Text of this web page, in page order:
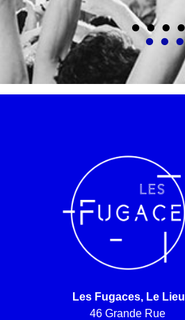
Les Fugaces, Le Lieu
46 Grande Rue